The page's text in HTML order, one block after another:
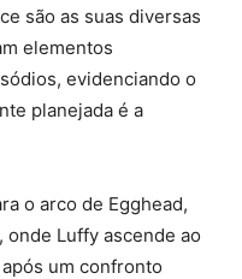
são as suas diversas
elementos
evidenciando o
planejada é a
o arco de Egghead,
onde Luffy ascende ao
um confronto